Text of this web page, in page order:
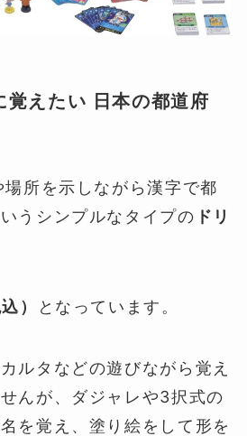
覚えたい 日本の都道府
所を示しながら漢字で都
うシンプルなタイプの ドリ
） となっています。
ルタなどの遊びながら覚え
んが、ダジャレや3択式の
を覚え、塗り絵をして形を